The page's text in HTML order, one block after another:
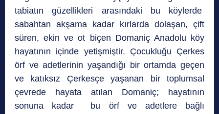
tabiatın güzellikleri arasındaki bu köylerde
sabahtan akşama kadar kırlarda dolaşan, çift
süren, ekin ve ot biçen Domaniç Anadolu köy
hayatının içinde yetişmiştir. Çocukluğu Çerkes
örf ve adetlerinin yaşandığı bir ortamda geçen
ve katıksız Çerkesçe yaşanan bir toplumsal
çevrede hayata atılan Domaniç; hayatının
sonuna kadar bu örf ve adetlere bağlı